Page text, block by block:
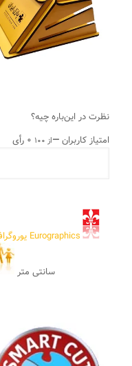
نظرت در این‌باره چیه؟
امتیاز کاربران—از ۱۰۰ ۰ رأی
Eurographics یوروگرافیک
سانتی متر